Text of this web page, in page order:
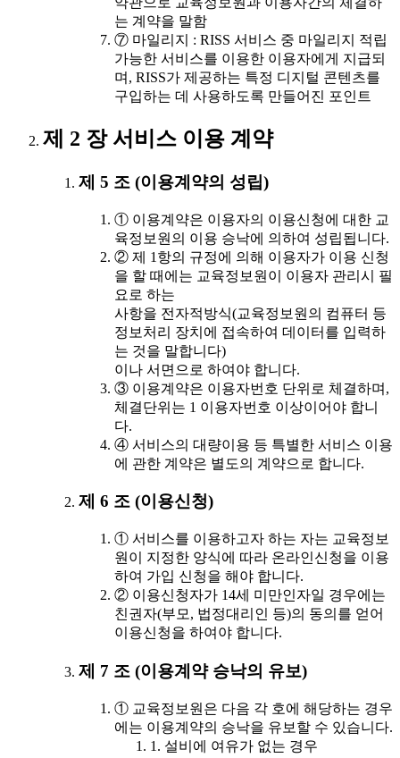
는 계약을 말함
⑦ 마일리지 : RISS 서비스 중 마일리지 적립
가능한 서비스를 이용한 이용자에게 지급되
며, RISS가 제공하는 특정 디지털 콘텐츠를
구입하는 데 사용하도록 만들어진 포인트
제 2 장 서비스 이용 계약
제 5 조 (이용계약의 성립)
① 이용계약은 이용자의 이용신청에 대한 교
육정보원의 이용 승낙에 의하여 성립됩니다.
② 제 1항의 규정에 의해 이용자가 이용 신청
을 할 때에는 교육정보원이 이용자 관리시 필
요로 하는
사항을 전자적방식(교육정보원의 컴퓨터 등
정보처리 장치에 접속하여 데이터를 입력하
는 것을 말합니다)
이나 서면으로 하여야 합니다.
③ 이용계약은 이용자번호 단위로 체결하며,
체결단위는 1 이용자번호 이상이어야 합니
다.
④ 서비스의 대량이용 등 특별한 서비스 이용
에 관한 계약은 별도의 계약으로 합니다.
제 6 조 (이용신청)
① 서비스를 이용하고자 하는 자는 교육정보
원이 지정한 양식에 따라 온라인신청을 이용
하여 가입 신청을 해야 합니다.
② 이용신청자가 14세 미만인자일 경우에는
친권자(부모, 법정대리인 등)의 동의를 얻어
이용신청을 하여야 합니다.
제 7 조 (이용계약 승낙의 유보)
① 교육정보원은 다음 각 호에 해당하는 경우
에는 이용계약의 승낙을 유보할 수 있습니다.
1. 설비에 여유가 없는 경우